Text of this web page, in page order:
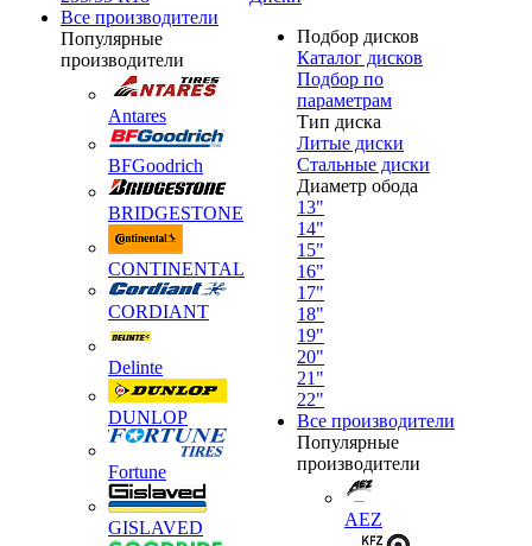
Все производители
Популярные
производители
Antares
BFGoodrich
BRIDGESTONE
CONTINENTAL
CORDIANT
Delinte
DUNLOP
Fortune
GISLAVED
Подбор дисков
Каталог дисков
Подбор по
параметрам
Тип диска
Литые диски
Стальные диски
Диаметр обода
13"
14"
15"
16"
17"
18"
19"
20"
21"
22"
Все производители
Популярные
производители
AEZ